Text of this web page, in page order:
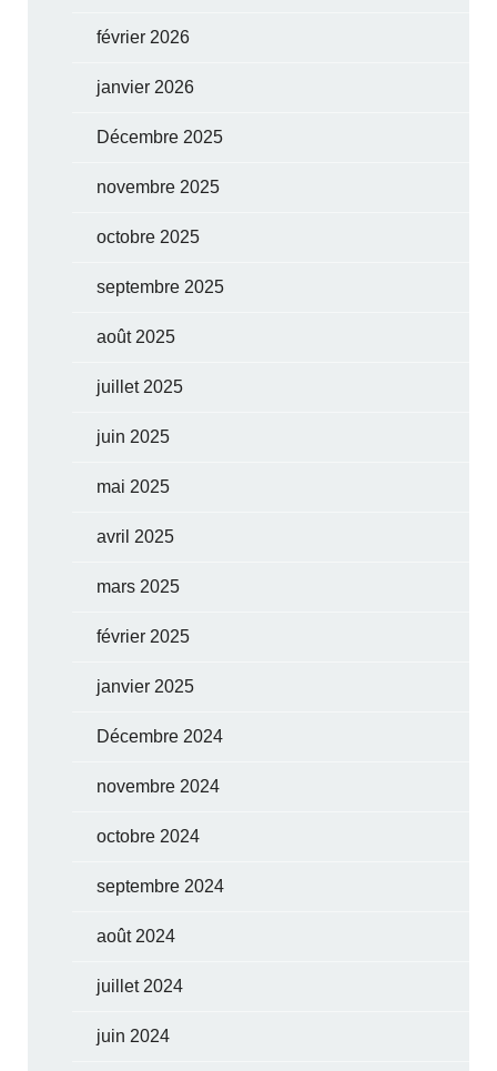
février 2026
janvier 2026
Décembre 2025
novembre 2025
octobre 2025
septembre 2025
août 2025
juillet 2025
juin 2025
mai 2025
avril 2025
mars 2025
février 2025
janvier 2025
Décembre 2024
novembre 2024
octobre 2024
septembre 2024
août 2024
juillet 2024
juin 2024